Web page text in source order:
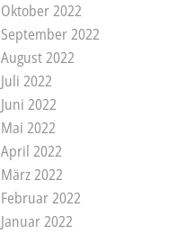
Oktober 2022
September 2022
August 2022
Juli 2022
Juni 2022
Mai 2022
April 2022
März 2022
Februar 2022
Januar 2022